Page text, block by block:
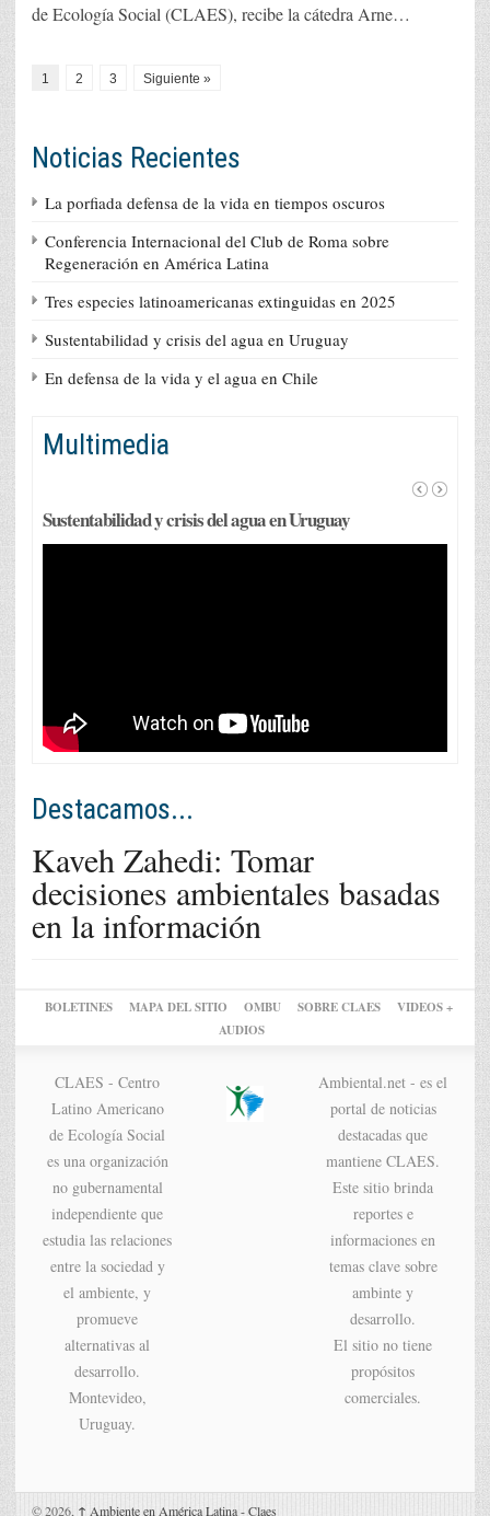
de Ecología Social (CLAES), recibe la cátedra Arne…
1 2 3 Siguiente »
Noticias Recientes
La porfiada defensa de la vida en tiempos oscuros
Conferencia Internacional del Club de Roma sobre
Regeneración en América Latina
Tres especies latinoamericanas extinguidas en 2025
Sustentabilidad y crisis del agua en Uruguay
En defensa de la vida y el agua en Chile
Multimedia
Sustentabilidad y crisis del agua en Uruguay
Destacamos...
Kaveh Zahedi: Tomar
decisiones ambientales basadas
en la información
BOLETINES MAPA DEL SITIO OMBU SOBRE CLAES
VIDEOS +
AUDIOS
CLAES - Centro
Latino Americano
de Ecología Social
es una organización
no gubernamental
independiente que
estudia las relaciones
entre la sociedad y
el ambiente, y
promueve
alternativas al
desarrollo.
Montevideo,
Uruguay.
Ambiental.net - es el
portal de noticias
destacadas que
mantiene CLAES.
Este sitio brinda
reportes e
informaciones en
temas clave sobre
ambinte y
desarrollo.
El sitio no tiene
propósitos
comerciales.
© 2026, ↑ Ambiente en América Latina - Claes